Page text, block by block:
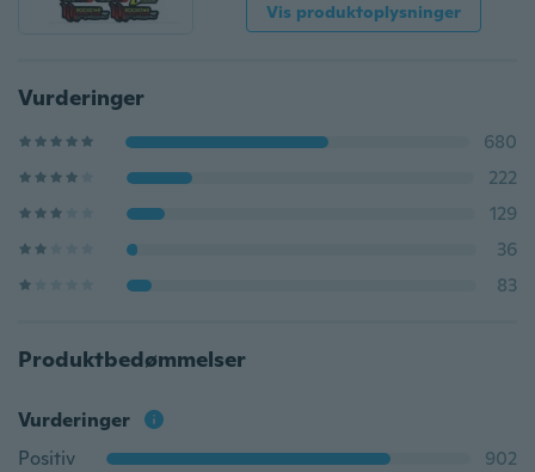
Vis produktoplysninger
Vurderinger
680
222
129
36
83
Produktbedømmelser
Vurderinger
Positiv
902